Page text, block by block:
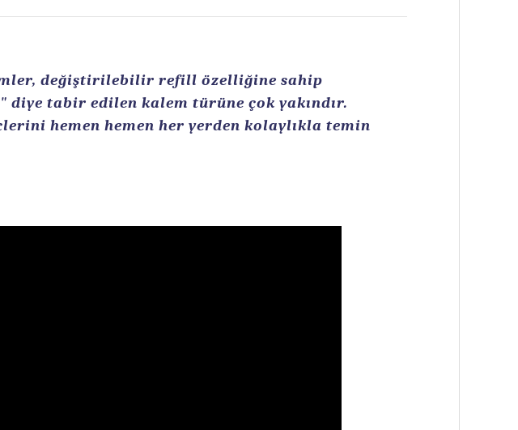
değiştirilebilir refill özelliğine sahip
tabir edilen kalem türüne çok yakındır.
hemen hemen her yerden kolaylıkla temin